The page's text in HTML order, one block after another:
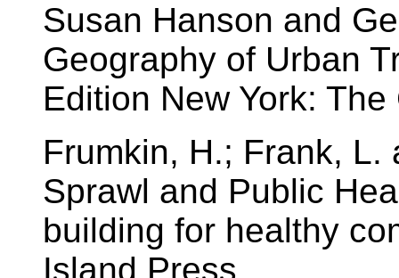
Susan Hanson and
Geography of Urban
Edition New York:
Frumkin, H.; Frank,
Sprawl and Public
building for healthy
Island Press.